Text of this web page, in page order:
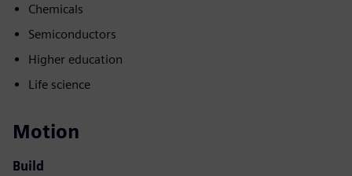
Chemicals
Semiconductors
Higher education
Life science
Motion
Build